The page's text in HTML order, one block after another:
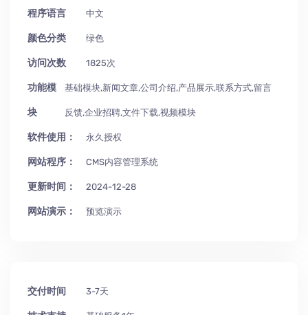
程序语言 中文
颜色分类 绿色
访问次数 1825次
功能模
块
基础模块,新闻文章,公司介绍,产品展示,联系方式,留言
反馈,企业招聘,文件下载,视频模块
软件使用： 永久授权
网站程序： CMS内容管理系统
更新时间： 2024-12-28
网站演示： 预览演示
交付时间 3-7天